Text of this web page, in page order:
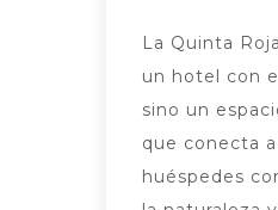
La Quinta
un hotel con
sino un
que conecta
huéspedes